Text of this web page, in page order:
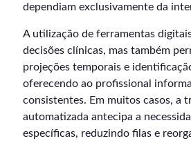
dependiam exclusivamente da
A utilização de ferramentas
decisões clínicas, mas também
projeções temporais e
oferecendo ao profissional
consistentes. Em muitos casos, a
automatizada antecipa a
específicas, reduzindo filas e